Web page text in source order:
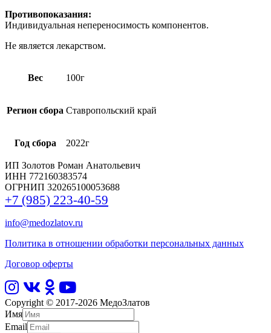
Противопоказания:
Индивидуальная непереносимость компонентов.
Не является лекарством.
Вес 100г
Регион сбора Ставропольский край
Год сбора 2022г
ИП Золотов Роман Анатольевич
ИНН 772160383574
ОГРНИП 320265100053688
+7 (985) 223-40-59
info@medozlatov.ru
Политика в отношении обработки персональных данных
Договор оферты
Copyright © 2017-2026 МедоЗлатов
Имя
Email